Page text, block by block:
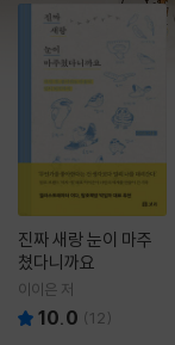
진짜 새랑 눈이 마주
쳤다니까요
이이은 저
10.0 (12)